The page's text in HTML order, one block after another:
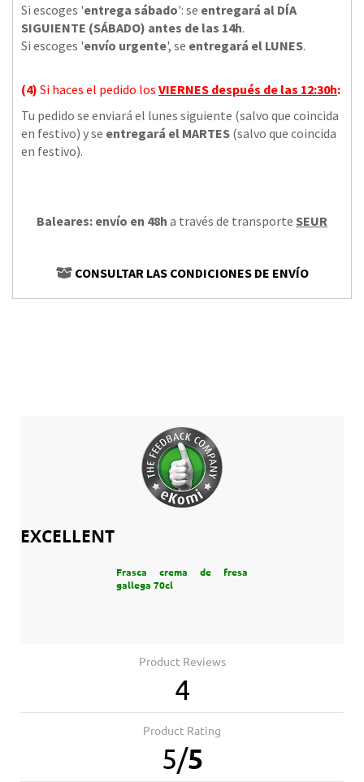
Si escoges 'entrega sábado': se entregará al DÍA
SIGUIENTE (SÁBADO) antes de las 14h.
Si escoges 'envío urgente', se entregará el LUNES.
(4) Si haces el pedido los VIERNES después de las 12:30h:
Tu pedido se enviará el lunes siguiente (salvo que coincida
en festivo) y se entregará el MARTES (salvo que coincida
en festivo).
Baleares: envío en 48h a través de transporte SEUR
CONSULTAR LAS CONDICIONES DE ENVÍO
EXCELLENT
Frasca crema de fresa
gallega 70cl
Product Reviews
4
Product Rating
5/5